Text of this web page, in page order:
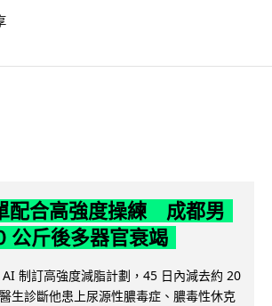
配合高強度操練 成都男
公斤後多器官衰竭
制訂高強度減脂計劃，45 日內減去約 20
生診斷他患上尿源性膿毒症、膿毒性休克